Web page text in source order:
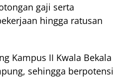
gaji serta
hingga ratusan
Kampus II Kwala Bekala
sehingga berpotensi